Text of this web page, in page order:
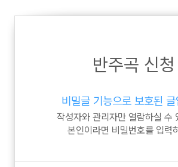
반주곡 신청
비밀글 기능으로 보호된 글
작성자와 관리자만 열람하실 수
본인이라면 비밀번호를 입력